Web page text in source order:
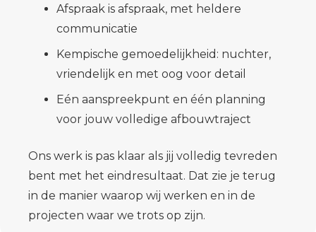
Afspraak is afspraak, met heldere
communicatie
Kempische gemoedelijkheid: nuchter,
vriendelijk en met oog voor detail
Eén aanspreekpunt en één planning
voor jouw volledige afbouwtraject
Ons werk is pas klaar als jij volledig tevreden
bent met het eindresultaat. Dat zie je terug
in de manier waarop wij werken en in de
projecten waar we trots op zijn.